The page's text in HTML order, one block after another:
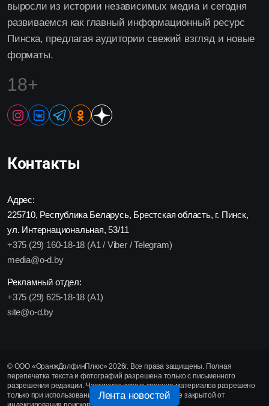
выросли из истории независимых медиа и сегодня
развиваемся как главный информационный ресурс
Пинска, предлагая аудитории свежий взгляд и новые
форматы.
18+
Контакты
Адрес:
225710, Республика Беларусь, Брестская область, г. Пинск,
ул. Интернациональная, 53/11
+375 (29) 160-18-18 (A1 / Viber / Telegram)
media@o-d.by
Рекламный отдел:
+375 (29) 625-18-18 (A1)
site@o-d.by
© ООО «ОранжДолфинПлюс» 2026г. Все права защищены. Полная
перепечатка текста и фотографий разрешена только с письменного
разрешения редакции. Частичное использование материалов разрешено
только при использовании активной гиперссылки, не закрытой от
Лента новостей